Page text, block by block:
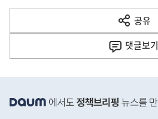
다
음
공유
열
기
댓글보기
단